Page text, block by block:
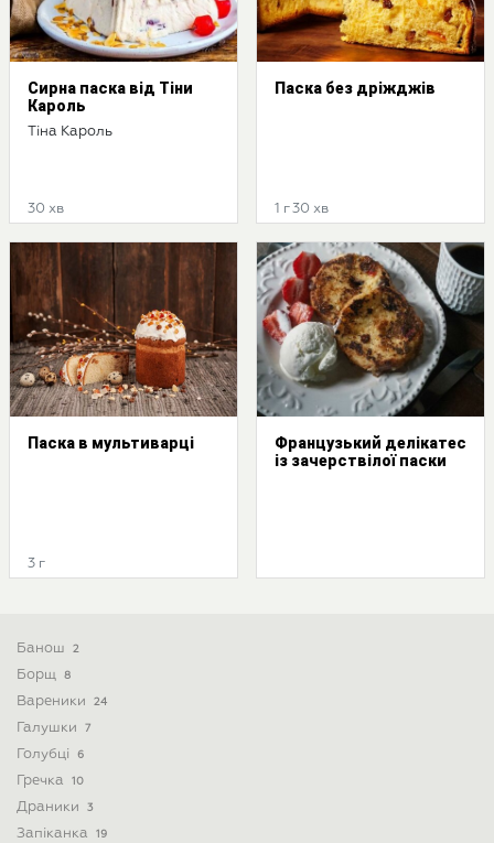
Сирна паска від Тіни
Кароль
Тіна Кароль
30 хв
Паска без дріжджів
1 г 30 хв
Паска в мультиварці
3 г
Французький делікатес
із зачерствілої паски
Банош 2
Борщ 8
Вареники 24
Галушки 7
Голубці 6
Гречка 10
Драники 3
Запіканка 19